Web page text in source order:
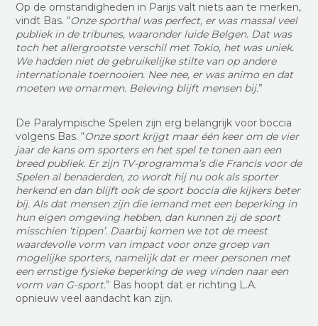
Op de omstandigheden in Parijs valt niets aan te merken,
vindt Bas. “Onze sporthal was perfect, er was massal veel
publiek in de tribunes, waaronder luide Belgen. Dat was
toch het allergrootste verschil met Tokio, het was uniek.
We hadden niet de gebruikelijke stilte van op andere
internationale toernooien. Nee nee, er was animo en dat
moeten we omarmen. Beleving blijft mensen bij.”
De Paralympische Spelen zijn erg belangrijk voor boccia
volgens Bas. “Onze sport krijgt maar één keer om de vier
jaar de kans om sporters en het spel te tonen aan een
breed publiek. Er zijn TV-programma’s die Francis voor de
Spelen al benaderden, zo wordt hij nu ook als sporter
herkend en dan blijft ook de sport boccia die kijkers beter
bij. Als dat mensen zijn die iemand met een beperking in
hun eigen omgeving hebben, dan kunnen zij de sport
misschien ‘tippen’. Daarbij komen we tot de meest
waardevolle vorm van impact voor onze groep van
mogelijke sporters, namelijk dat er meer personen met
een ernstige fysieke beperking de weg vinden naar een
vorm van G-sport.” Bas hoopt dat er richting L.A.
opnieuw veel aandacht kan zijn.